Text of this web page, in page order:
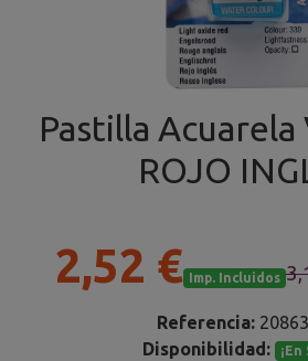
Pastilla Acuarela
ROJO
2,52 € Imp. Incluidos
Referencia:
Disponibilidad:
¡En